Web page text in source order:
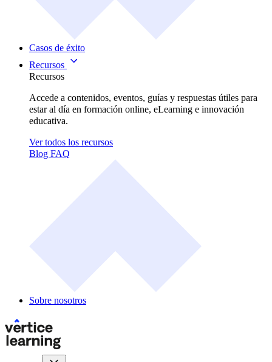
Casos de éxito
Recursos
Recursos
Accede a contenidos, eventos, guías y respuestas útiles para
estar al día en formación online, eLearning e innovación
educativa.
Ver todos los recursos
Blog FAQ
Sobre nosotros